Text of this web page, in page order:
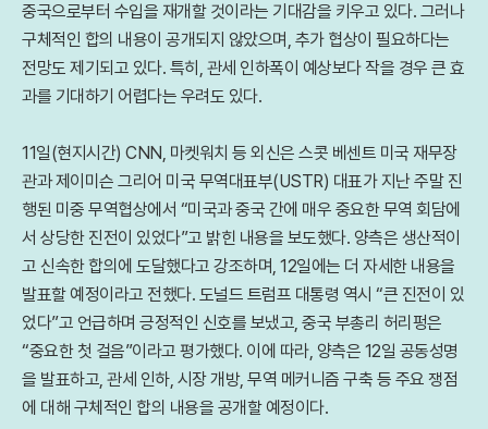
중국으로부터 수입을 재개할 것이라는 기대감을 키우고 있다. 그러나
구체적인 합의 내용이 공개되지 않았으며, 추가 협상이 필요하다는
전망도 제기되고 있다. 특히, 관세 인하폭이 예상보다 작을 경우 큰 효
과를 기대하기 어렵다는 우려도 있다.
11일(현지시간) CNN, 마켓워치 등 외신은 스콧 베센트 미국 재무장
관과 제이미슨 그리어 미국 무역대표부(USTR) 대표가 지난 주말 진
행된 미중 무역협상에서 “미국과 중국 간에 매우 중요한 무역 회담에
서 상당한 진전이 있었다”고 밝힌 내용을 보도했다. 양측은 생산적이
고 신속한 합의에 도달했다고 강조하며, 12일에는 더 자세한 내용을
발표할 예정이라고 전했다. 도널드 트럼프 대통령 역시 “큰 진전이 있
었다”고 언급하며 긍정적인 신호를 보냈고, 중국 부총리 허리펑은
“중요한 첫 걸음”이라고 평가했다. 이에 따라, 양측은 12일 공동성명
을 발표하고, 관세 인하, 시장 개방, 무역 메커니즘 구축 등 주요 쟁점
에 대해 구체적인 합의 내용을 공개할 예정이다.